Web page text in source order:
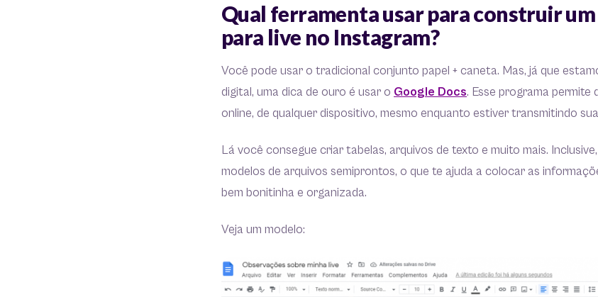
Qual ferramenta usar para construir
para live no Instagram?
Você pode usar o tradicional conjunto papel + caneta. Mas, já que
digital, uma dica de ouro é usar o Google Docs. Esse programa
online, de qualquer dispositivo, mesmo enquanto estiver transmitindo
Lá você consegue criar tabelas, arquivos de texto e muito mais.
modelos de arquivos semiprontos, o que te ajuda a colocar as
bem bonitinha e organizada.
Veja um modelo: